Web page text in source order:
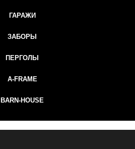
ГАРАЖИ
ЗАБОРЫ
ПЕРГОЛЫ
A-FRAME
BARN-HOUSE